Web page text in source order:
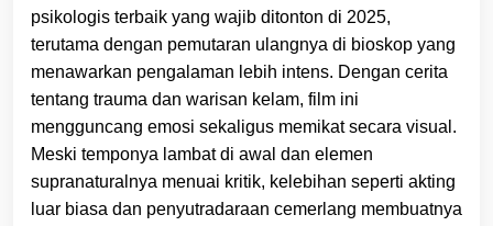
psikologis terbaik yang wajib ditonton di 2025,
terutama dengan pemutaran ulangnya di bioskop yang
menawarkan pengalaman lebih intens. Dengan cerita
tentang trauma dan warisan kelam, film ini
mengguncang emosi sekaligus memikat secara visual.
Meski temponya lambat di awal dan elemen
supranaturalnya menuai kritik, kelebihan seperti akting
luar biasa dan penyutradaraan cemerlang membuatnya